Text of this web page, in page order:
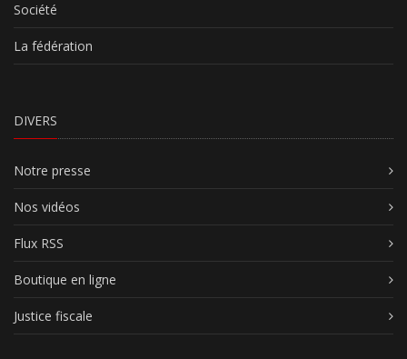
Société
La fédération
DIVERS
Notre presse
Nos vidéos
Flux RSS
Boutique en ligne
Justice fiscale